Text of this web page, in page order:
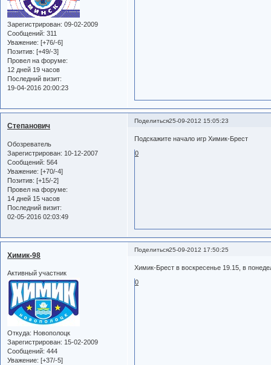
Зарегистрирован: 09-02-2009
Сообщений: 311
Уважение: [+76/-6]
Позитив: [+49/-3]
Провел на форуме:
12 дней 19 часов
Последний визит:
19-04-2016 20:00:23
Поделиться25-09-2012 15:05:23
Степанович
Обозреватель
Зарегистрирован: 10-12-2007
Сообщений: 564
Уважение: [+70/-4]
Позитив: [+15/-2]
Провел на форуме:
14 дней 15 часов
Последний визит:
02-05-2016 02:03:49
Подскажите начало игр Химик-Брест
0
Поделиться25-09-2012 17:50:25
Химик-98
Активный участник
Откуда: Новополоцк
Зарегистрирован: 15-02-2009
Сообщений: 444
Уважение: [+37/-5]
Химик-Брест в воскресенье 19.15, в
0